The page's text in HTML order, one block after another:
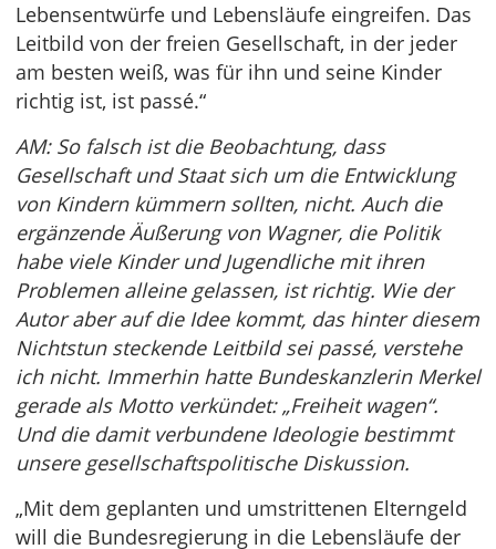
Lebensentwürfe und Lebensläufe eingreifen. Das
Leitbild von der freien Gesellschaft, in der jeder
am besten weiß, was für ihn und seine Kinder
richtig ist, ist passé.“
AM: So falsch ist die Beobachtung, dass
Gesellschaft und Staat sich um die Entwicklung
von Kindern kümmern sollten, nicht. Auch die
ergänzende Äußerung von Wagner, die Politik
habe viele Kinder und Jugendliche mit ihren
Problemen alleine gelassen, ist richtig. Wie der
Autor aber auf die Idee kommt, das hinter diesem
Nichtstun steckende Leitbild sei passé, verstehe
ich nicht. Immerhin hatte Bundeskanzlerin Merkel
gerade als Motto verkündet: „Freiheit wagen“.
Und die damit verbundene Ideologie bestimmt
unsere gesellschaftspolitische Diskussion.
„Mit dem geplanten und umstrittenen Elterngeld
will die Bundesregierung in die Lebensläufe der